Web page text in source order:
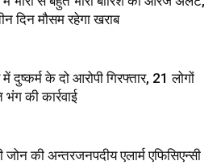
दिन मौसम रहेगा खराब
में दुष्कर्म के दो आरोपी गिरफ्तार, 21 लोगों
भंग की कार्रवाई
जोन की अन्तरजनपदीय एलार्म एफिसिएन्सी